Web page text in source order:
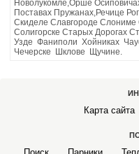
Новолукомле,Орше
Поставах Пружанах,Речице
Скиделе Славгороде
Солигорске Старых Дорогах
Узде Фаниполи Хойниках
Чечерске Шклове Щучине.
Карта сайта